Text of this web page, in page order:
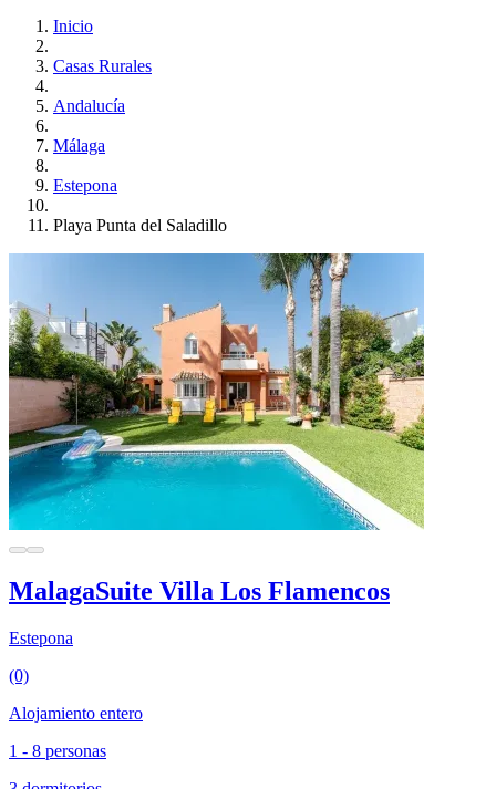
Inicio
Casas Rurales
Andalucía
Málaga
Estepona
Playa Punta del Saladillo
MalagaSuite Villa Los Flamencos
Estepona
(0)
Alojamiento entero
1 - 8 personas